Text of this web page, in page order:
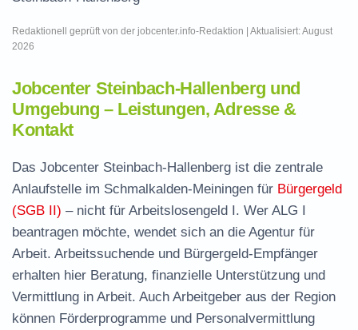
Redaktionell geprüft von der jobcenter.info-Redaktion | Aktualisiert: August
2026
Jobcenter Steinbach-Hallenberg und
Umgebung – Leistungen, Adresse &
Kontakt
Das Jobcenter Steinbach-Hallenberg ist die zentrale
Anlaufstelle im Schmalkalden-Meiningen für Bürgergeld
(SGB II) – nicht für Arbeitslosengeld I. Wer ALG I
beantragen möchte, wendet sich an die Agentur für
Arbeit. Arbeitssuchende und Bürgergeld-Empfänger
erhalten hier Beratung, finanzielle Unterstützung und
Vermittlung in Arbeit. Auch Arbeitgeber aus der Region
können Förderprogramme und Personalvermittlung